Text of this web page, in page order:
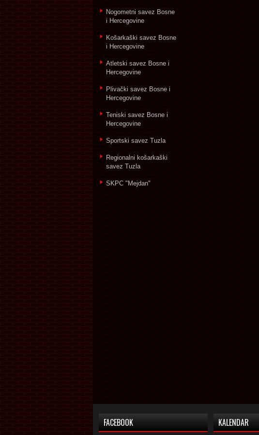
Nogometni savez Bosne
i Hercegovine
Košarkaški savez Bosne
i Hercegovine
Atletski savez Bosne i
Hercegovine
Plivački savez Bosne i
Hercegovine
Teniski savez Bosne i
Hercegovine
Sportski savez Tuzla
Regionalni košarkaški
savez Tuzla
SKPC "Mejdan"
FACEBOOK KALENDAR